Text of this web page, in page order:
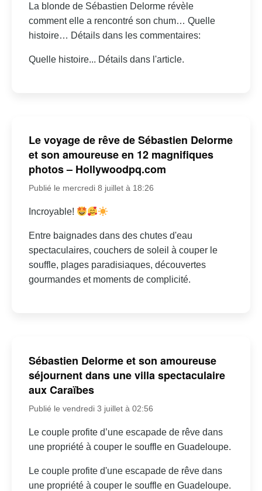
La blonde de Sébastien Delorme révèle
comment elle a rencontré son chum… Quelle
histoire… Détails dans les commentaires:
Quelle histoire... Détails dans l'article.
Le voyage de rêve de Sébastien Delorme
et son amoureuse en 12 magnifiques
photos – Hollywoodpq.com
Publié le mercredi 8 juillet à 18:26
Incroyable!
Entre baignades dans des chutes d'eau
spectaculaires, couchers de soleil à couper le
souffle, plages paradisiaques, découvertes
gourmandes et moments de complicité.
Sébastien Delorme et son amoureuse
séjournent dans une villa spectaculaire
aux Caraïbes
Publié le vendredi 3 juillet à 02:56
Le couple profite d’une escapade de rêve dans
une propriété à couper le souffle en Guadeloupe.
Le couple profite d'une escapade de rêve dans
une propriété à couper le souffle en Guadeloupe.